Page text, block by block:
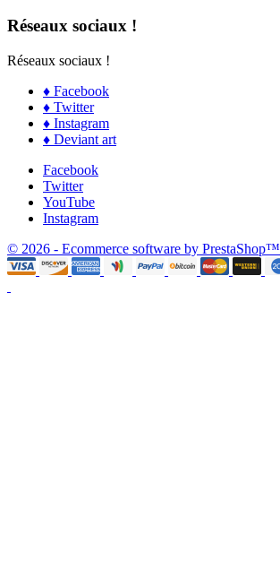
Réseaux sociaux !
Réseaux sociaux !
♦ Facebook
♦ Twitter
♦ Instagram
♦ Deviant art
Facebook
Twitter
YouTube
Instagram
© 2026 - Ecommerce software by PrestaShop™